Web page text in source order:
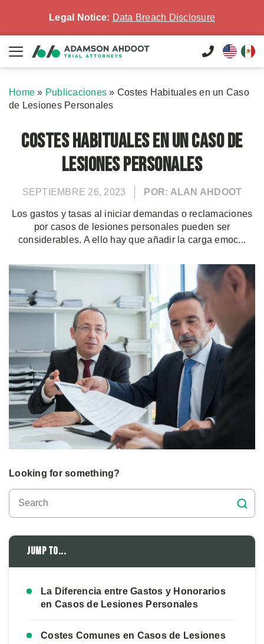
Legal Notice: Data Breach Disclosure
Home » Publicaciones » Costes Habituales en un Caso
de Lesiones Personales
Costes Habituales en un Caso de
Lesiones Personales
SEPTIEMBRE 26, 2023 POR: ALAN AHDOOT
Los gastos y tasas al iniciar demandas o reclamaciones
por casos de lesiones personales pueden ser
considerables. A ello hay que añadir la carga emoc...
Looking for something?
Jump to...
La Diferencia entre Gastos y Honorarios
en Casos de Lesiones Personales
Costes Comunes en Casos de Lesiones